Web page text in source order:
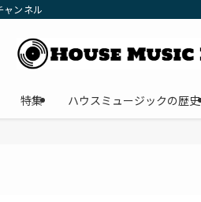
ャンネル
特集 ハウスミュージックの歴史